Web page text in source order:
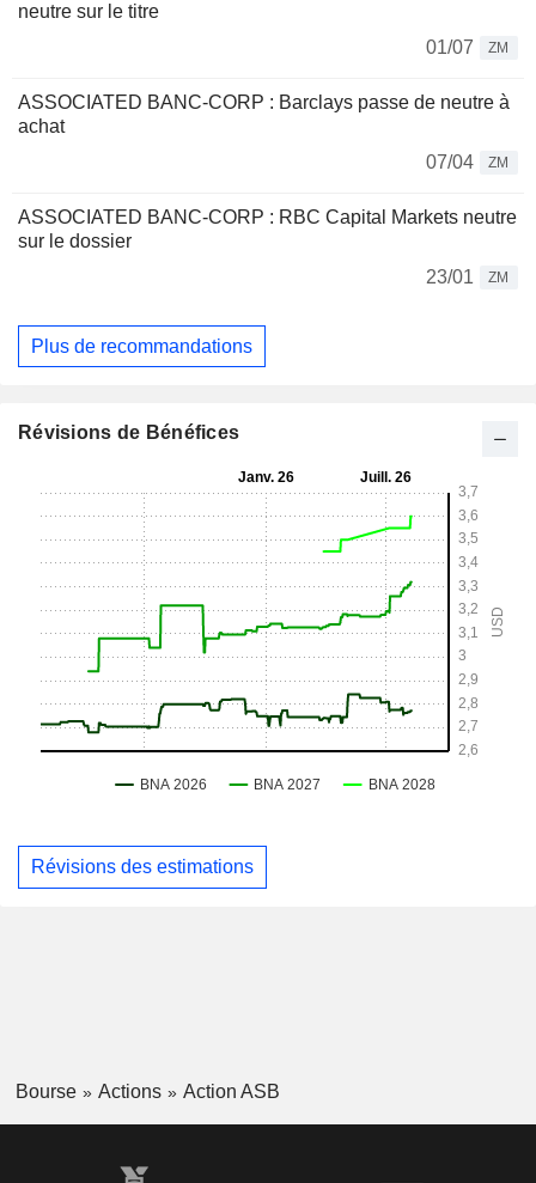
neutre sur le titre
01/07
ZM
ASSOCIATED BANC-CORP : Barclays passe de neutre à
achat
07/04
ZM
ASSOCIATED BANC-CORP : RBC Capital Markets neutre
sur le dossier
23/01
ZM
Plus de recommandations
Révisions de Bénéfices
Révisions des estimations
Bourse Actions Action ASB